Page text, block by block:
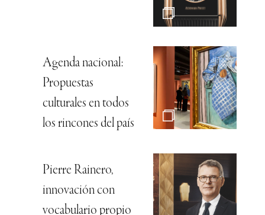
Agenda nacional:
Propuestas
culturales en todos
los rincones del país
Pierre Rainero,
innovación con
vocabulario propio